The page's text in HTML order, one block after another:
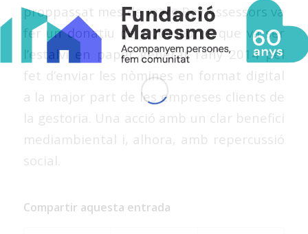
proppassat mes de març Roy Assessors va
fer un donatiu de 6.000 euros que va ser
l’estalvi en paper generat l’any 2014 pel
fet d’enviar les nòmines en format digital
a la major part de les empreses clients de
la gestoria. Una acció amb un clar benefici
mediambiental i, alhora, amb repercussió
social.
Compartir aquesta entrada